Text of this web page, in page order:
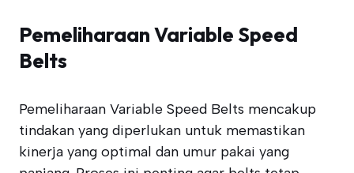
Pemeliharaan Variable Speed
Belts
Pemeliharaan Variable Speed Belts mencakup
tindakan yang diperlukan untuk memastikan
kinerja yang optimal dan umur pakai yang